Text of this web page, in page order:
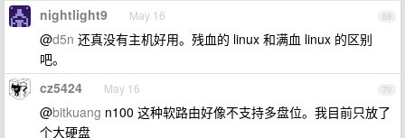
69
nightlight9 May 16
@d5n 还真没有主机好用。残血的 linux 和满血 linux 的区别
吧。
70
cz5424 May 16
@bitkuang n100 这种软路由好像不支持多盘位。我目前只放了
个大硬盘